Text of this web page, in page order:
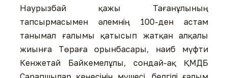
Наурызбай қажы Тағанұлының
тапсырмасымен әлемнің 100-ден астам
танымал ғалымы қатысып жатқан алқалы
жиынға Төраға орынбасары, наиб мүфти
Кенжетай Байкемелұлы, сондай-ақ ҚМДБ